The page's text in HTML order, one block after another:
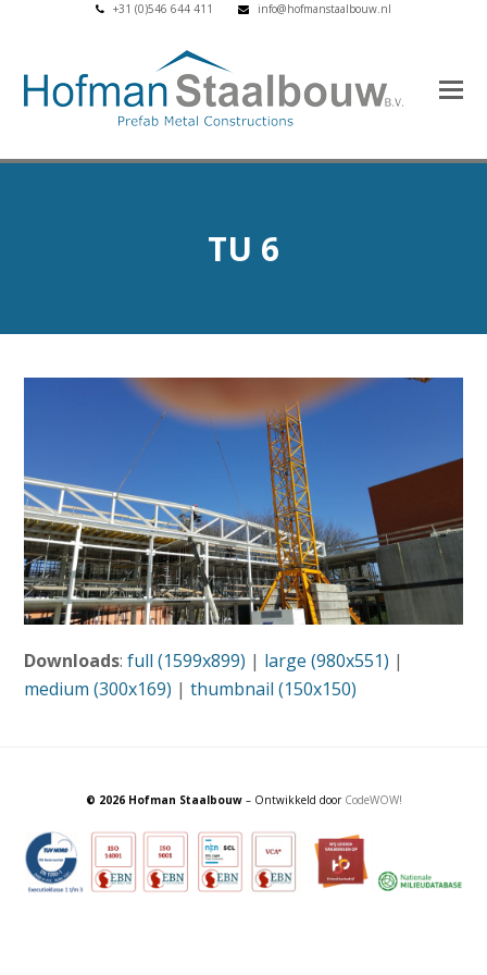
+31 (0)546 644 411 info@hofmanstaalbouw.nl
TU 6
Downloads:full (1599x899) | large (980x551) |
medium (300x169) |thumbnail (150x150)
© 2026 Hofman Staalbouw– Ontwikkeld door CodeWOW!